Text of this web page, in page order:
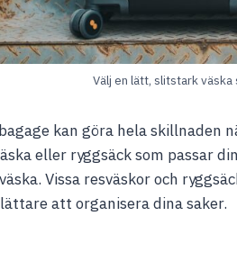
Välj en lätt, slitstark
kan göra hela skillnaden
eller ryggsäck som passar
Vissa resväskor och
att organisera dina saker.